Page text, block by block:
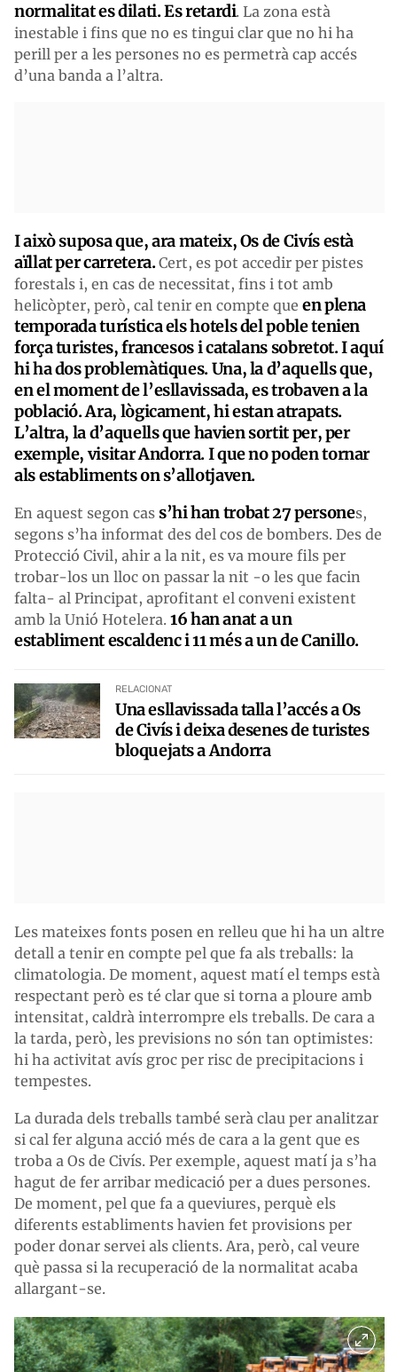
normalitat es dilati. Es retardi. La zona està
inestable i fins que no es tingui clar que no hi ha
perill per a les persones no es permetrà cap accés
d’una banda a l’altra.
Iaixò suposa que, ara mateix,Os de Civís està
aïllat per carretera.Cert, es pot accedir per pistes
forestals i, en cas de necessitat, fins i tot amb
helicòpter, però, cal tenir en compte que en plena
temporada turística els hotels del poble tenien
força turistes, francesos i catalans sobretot. I aquí
hi ha dos problemàtiques. Una, la d’aquells que,
en el moment de l’esllavissada, es trobaven a la
població. Ara, lògicament, hi estan atrapats.
L’altra, la d’aquells que havien sortit per, per
exemple, visitar Andorra. I que no poden tornar
als establiments on s’allotjaven.
En aquest segon cas s’hi han trobat 27 persones,
segons s’ha informat des del cos de bombers. Des de
Protecció Civil, ahir a la nit, es va moure fils per
trobar-los un lloc on passar la nit -o les que facin
falta- al Principat, aprofitant el conveni existent
amb la Unió Hotelera. 16 han anat a un
establiment escaldenc i 11 més a un de Canillo.
RELACIONAT
Una esllavissada talla l’accés a Os
de Civís i deixa desenes de turistes
bloquejats a Andorra
Les mateixes fonts posen en relleu que hi ha un altre
detall a tenir en compte pel que fa als treballs: la
climatologia. De moment, aquest matí el temps està
respectant però es té clar que si torna a ploure amb
intensitat, caldrà interrompre els treballs. De cara a
la tarda, però, les previsions no són tan optimistes:
hi ha activitat avís groc per risc de precipitacions i
tempestes.
La durada dels treballs també serà clau per analitzar
si cal fer alguna acció més de cara a la gent que es
troba a Os de Civís. Per exemple, aquest matí ja s’ha
hagut de fer arribar medicació per a dues persones.
De moment, pel que fa a queviures, perquè els
diferents establiments havien fet provisions per
poder donar servei als clients. Ara, però, cal veure
què passa si la recuperació de la normalitat acaba
allargant-se.